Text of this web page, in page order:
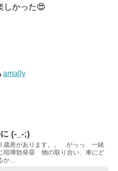
かった😍
amally
(-_-;)
歳差があります。。 がっっ 一緒
喧嘩勃発😩 物の取り合い、車にど
か...